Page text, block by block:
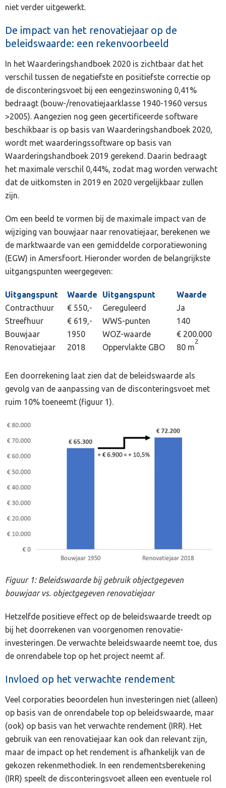
niet verder uitgewerkt.
De impact van het renovatiejaar op de
beleidswaarde: een rekenvoorbeeld
In het Waarderingshandboek 2020 is zichtbaar dat het
verschil tussen de negatiefste en positiefste correctie op
de disconteringsvoet bij een eengezinswoning 0,41%
bedraagt (bouw-/renovatiejaarklasse 1940-1960 versus
>2005). Aangezien nog geen gecertificeerde software
beschikbaar is op basis van Waarderingshandboek 2020,
wordt met waarderingssoftware op basis van
Waarderingshandboek 2019 gerekend. Daarin bedraagt
het maximale verschil 0,44%, zodat mag worden verwacht
dat de uitkomsten in 2019 en 2020 vergelijkbaar zullen
zijn.
Om een beeld te vormen bij de maximale impact van de
wijziging van bouwjaar naar renovatiejaar, berekenen we
de marktwaarde van een gemiddelde corporatiewoning
(EGW) in Amersfoort. Hieronder worden de belangrijkste
uitgangspunten weergegeven:
Uitgangspunt Waarde Uitgangspunt
Waarde
Contracthuur
€ 550,- Gereguleerd
Ja
Streefhuur
€ 619,- WWS-punten
140
Bouwjaar
1950 WOZ-waarde
€ 200.000
Renovatiejaar
2018 Oppervlakte GBO 80 m
2
Een doorrekening laat zien dat de beleidswaarde als
gevolg van de aanpassing van de disconteringsvoet met
ruim 10% toeneemt (figuur 1).
Figuur 1: Beleidswaarde bij gebruik objectgegeven
bouwjaar vs. objectgegeven renovatiejaar
Hetzelfde positieve effect op de beleidswaarde treedt op
bij het doorrekenen van voorgenomen renovatie-
investeringen. De verwachte beleidswaarde neemt toe, dus
de onrendabele top op het project neemt af.
Invloed op het verwachte rendement
Veel corporaties beoordelen hun investeringen niet (alleen)
op basis van de onrendabele top op beleidswaarde, maar
(ook) op basis van het verwachte rendement (IRR). Het
gebruik van een renovatiejaar kan ook dan relevant zijn,
maar de impact op het rendement is afhankelijk van de
gekozen rekenmethodiek. In een rendementsberekening
(IRR) speelt de disconteringsvoet alleen een eventuele rol